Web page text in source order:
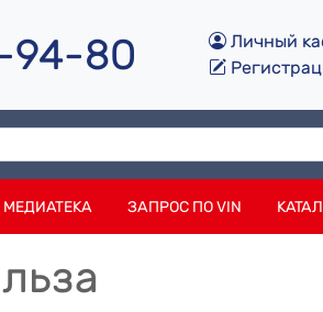
94-80
Личный
МЕДИАТЕКА ЗАПРОС ПО VIN